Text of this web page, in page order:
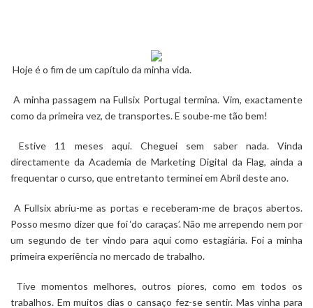
Hoje é o fim de um capítulo da minha vida.
A minha passagem na Fullsix Portugal termina. Vim, exactamente
como da primeira vez, de transportes. E soube-me tão bem!
Estive 11 meses aqui. Cheguei sem saber nada. Vinda
directamente da Academia de Marketing Digital da Flag, ainda a
frequentar o curso, que entretanto terminei em Abril deste ano.
A Fullsix abriu-me as portas e receberam-me de braços abertos.
Posso mesmo dizer que foi‘do caraças’.Não me arrependo nem por
um segundo de ter vindo para aqui como estagiária. Foi a minha
primeira experiência no mercado de trabalho.
Tive momentos melhores, outros piores, como em todos os
trabalhos. Em muitos dias o cansaço fez-se sentir. Mas vinha para